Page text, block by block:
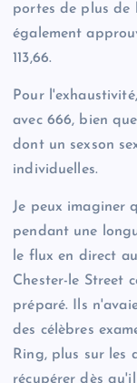
portes de plus de
également
113,66.
Pour
avec 666, bien
dont un sexson
individuelles.
Je peux imaginer
pendant une
le flux en direct
Chester-le Street
préparé. Ils
des célèbres
Ring, plus sur les
récupérer dès